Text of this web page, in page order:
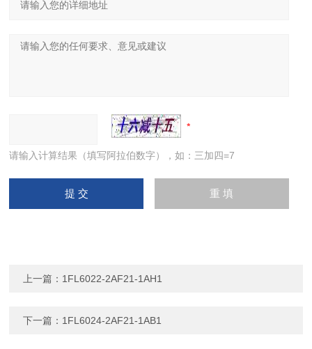
请输入计算结果（填写阿拉伯数字），如：三加四=7
上一篇： 1FL6022-2AF21-1AH1
下一篇： 1FL6024-2AF21-1AB1